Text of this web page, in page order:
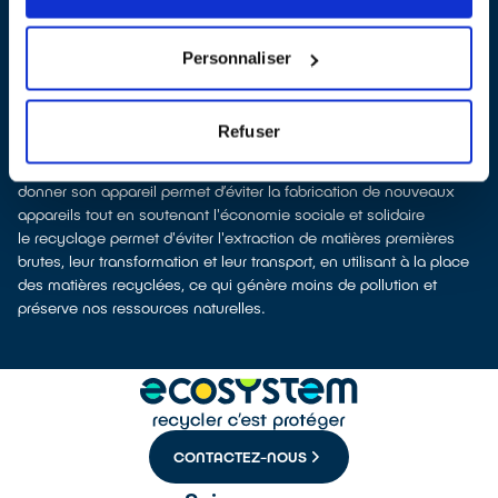
Personnaliser
Refuser
Les points de collecte de Lourches, partenaires d'ecosystem,
nous remettent ensuite les appareils collectés afin que nous
procédions à leur dépollution et leur recyclage.
Recycler c’est protéger la santé, l'environnement et les
La fabrication d’appareils électriques neufs est émettrice de
pollution et consommatrice de ressources naturelles.
donner son appareil permet d’éviter la fabrication de nouveaux
appareils tout en soutenant l'économie sociale et solidaire
le recyclage permet d'éviter l'extraction de matières premières
brutes, leur transformation et leur transport, en utilisant à la place
des matières recyclées, ce qui génère moins de pollution et
préserve nos ressources naturelles.
CONTACTEZ-NOUS